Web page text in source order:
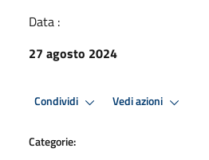
Data :
27 agosto 2024
Condividi Vedi azioni
Categorie: